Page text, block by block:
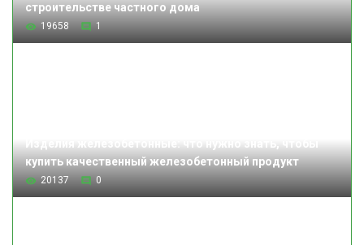
строительстве частного дома
19658 1
купить качественный железобетонный продукт
20137 0